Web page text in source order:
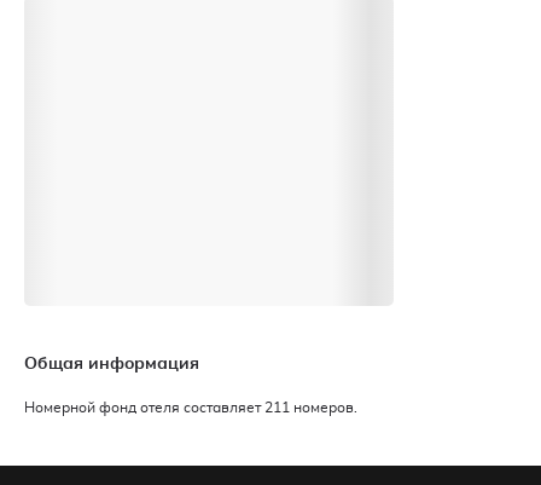
Общая информация
Номерной фонд отеля составляет 211 номеров.